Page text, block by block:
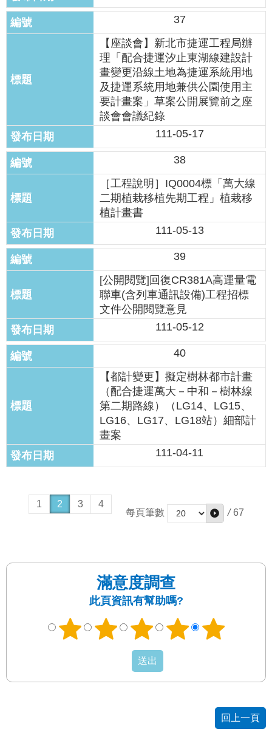
37
【座談會】新北市捷運工程局辦
理「配合捷運汐止東湖線建設計
畫變更沿線土地為捷運系統用地
及捷運系統用地兼供公園使用主
要計畫案」草案公開展覽前之座
談會會議紀錄
111-05-17
38
［工程說明］IQ0004標「萬大線
二期植栽移植先期工程」植栽移
植計畫書
111-05-13
39
[公開閱覽]回復CR381A高運量電
聯車(含列車通訊設備)工程招標
文件公開閱覽意見
111-05-12
40
【都計變更】擬定樹林都市計畫
（配合捷運萬大－中和－樹林線
第二期路線）（LG14、LG15、
LG16、LG17、LG18站）細部計
畫案
111-04-11
1 2 3
4
每頁筆數
/ 67
滿意度調查
此頁資訊有幫助嗎?
回上一頁